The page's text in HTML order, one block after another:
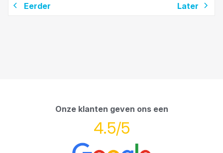
Eerder Later
Onze klanten geven ons een
4.5/5